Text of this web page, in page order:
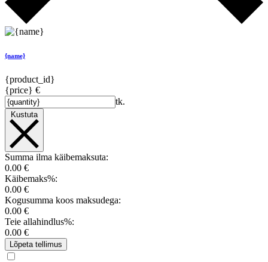
{name}
{product_id}
{price} €
tk.
Kustuta
Summa ilma käibemaksuta:
0.00 €
Käibemaks%:
0.00 €
Kogusumma koos maksudega:
0.00 €
Teie allahindlus%:
0.00 €
Lõpeta tellimus